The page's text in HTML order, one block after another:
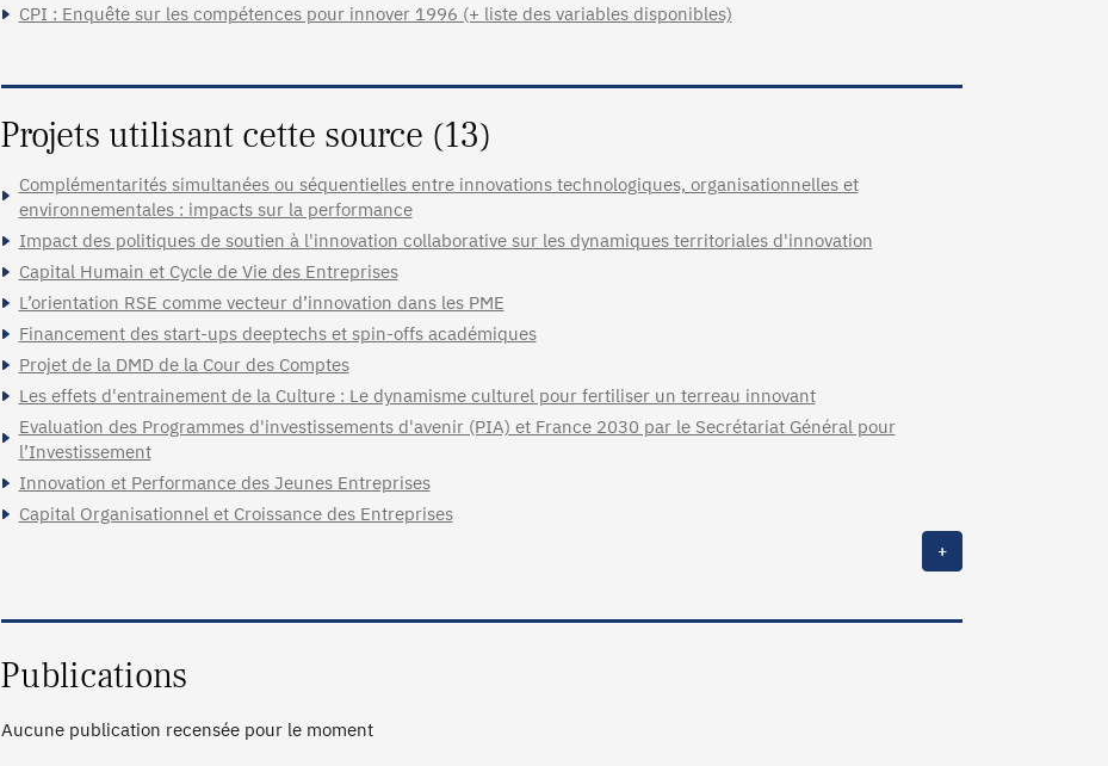
CPI : Enquête sur les compétences pour innover 1996 (+ liste des variables disponibles)
Projets utilisant cette source (13)
Complémentarités simultanées ou séquentielles entre innovations technologiques, organisationnelles et
environnementales : impacts sur la performance
Impact des politiques de soutien à l'innovation collaborative sur les dynamiques territoriales d'innovation
Capital Humain et Cycle de Vie des Entreprises
L’orientation RSE comme vecteur d’innovation dans les PME
Financement des start-ups deeptechs et spin-offs académiques
Projet de la DMD de la Cour des Comptes
Les effets d'entrainement de la Culture : Le dynamisme culturel pour fertiliser un terreau innovant
Evaluation des Programmes d'investissements d'avenir (PIA) et France 2030 par le Secrétariat Général pour
l’Investissement
Innovation et Performance des Jeunes Entreprises
Capital Organisationnel et Croissance des Entreprises
+
Publications
Aucune publication recensée pour le moment